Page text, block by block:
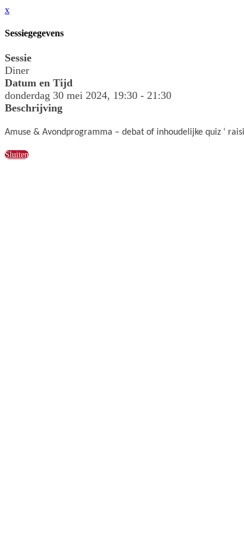
x
Sessiegegevens
Sessie
Diner
Datum en Tijd
donderdag 30 mei 2024, 19:30 - 21:30
Beschrijving
Amuse & Avondprogramma – debat of inhoudelijke quiz ‘
Sluiten